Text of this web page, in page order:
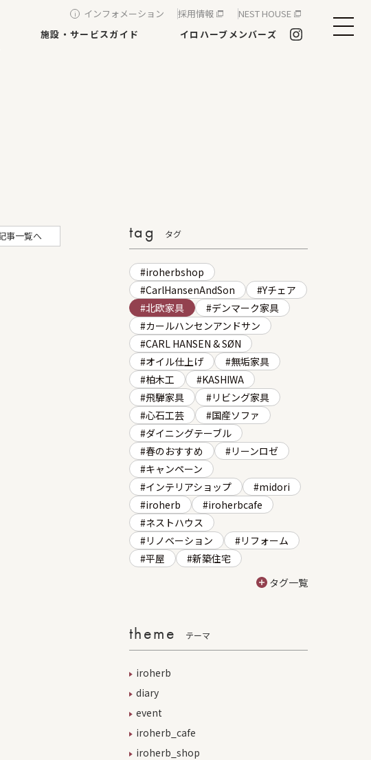
インフォメーション 採用情報
NEST HOUSE
施設・サービスガイド イロハーブメンバーズ
事一覧へ tag タグ
iroherbshop
CarlHansenAndSon
Yチェア
北欧家具
デンマーク家具
カールハンセンアンドサン
CARL HANSEN & SØN
オイル仕上げ
無垢家具
柏木工
KASHIWA
飛騨家具
リビング家具
心石工芸
国産ソファ
ダイニングテーブル
春のおすすめ
リーンロゼ
キャンペーン
インテリアショップ
midori
iroherb
iroherbcafe
ネストハウス
リノベーション
リフォーム
平屋
新築住宅
タグ一覧
theme テーマ
iroherb
diary
event
iroherb_cafe
iroherb_shop